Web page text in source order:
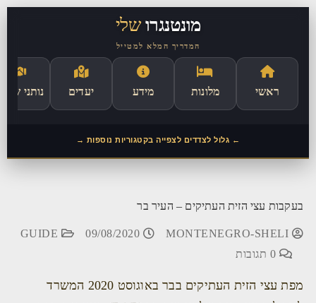
לתוכן
מונטנגרושלי
המדריך המלא למטייל
ראשי מלונות מידע יעדים נותני
← גלול לצדדים לצפייה בקטגוריות נוספות →
בעקבות עצי הזית העתיקים – העיר בר
09/08/2020
מפת עצי הזית העתיקים בבר באוגוסט 2020 המשרד